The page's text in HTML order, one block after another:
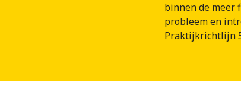
binnen de meer
probleem en
Praktijkrichtlijn